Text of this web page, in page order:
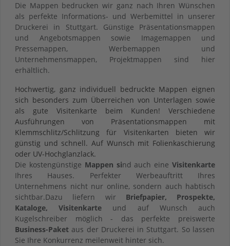
Die Mappen bedrucken wir ganz nach Ihren Wünschen
als perfekte Informations- und Werbemittel in unserer
Druckerei in Stuttgart. Günstige Präsentationsmappen
und Angebotsmappen sowie Imagemappen und
Pressemappen, Werbemappen und
Unternehmensmappen, Projektmappen sind hier
erhältlich.
Hochwertig, ganz individuell bedruckte Mappen eignen
sich besonders zum Überreichen von Unterlagen sowie
als gute Visitenkarte beim Kunden! Verschiedene
Ausführungen von Präsentationsmappen mit
Klemmschlitz/Schlitzung für Visitenkarten bieten wir
günstig und schnell. Auf Wunsch mit Folienkaschierung
oder UV-Hochglanzlack.
Die kostengünstige Mappen sind auch eineVisitenkarte
Ihres Hauses. Perfekter Werbeauftritt Ihres
Unternehmens nicht nur online, sondern auch habtisch
sichtbar.Dazu liefern wir Briefpapier, Prospekte,
Kataloge, Visitenkarte und auf Wunsch auch
Kugelschreiber möglich - das perfekte preiswerte
Business-Paket aus der Druckerei in Stuttgart. So lassen
Sie Ihre Konkurrenz meilenweit hinter sich.